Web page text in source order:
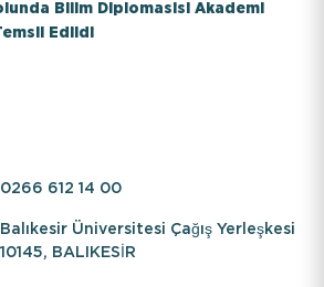
Bilim Diplomasisi Akademi
Edildi
0266 612 14 00
Balıkesir Üniversitesi Çağış Yerleşkesi
10145, BALIKESİR